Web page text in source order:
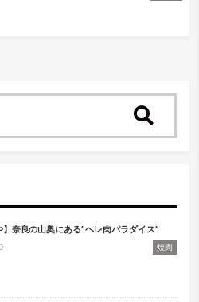
】奈良の山奥にある”ヘレ肉パラダイス”
焼肉